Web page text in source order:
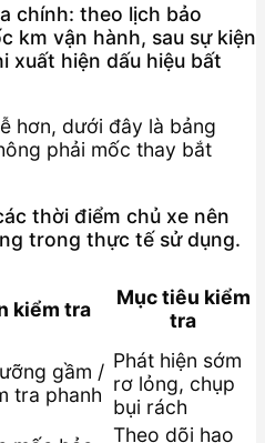
chính: theo lịch bảo
km vận hành, sau sự kiện
xuất hiện dấu hiệu bất
hơn, dưới đây là bảng
phải mốc thay bắt
thời điểm chủ xe nên
trong thực tế sử dụng.
kiểm tra
Mục tiêu kiểm
tra
gầm /
tra phanh
Phát hiện sớm
rơ lỏng, chụp
bụi rách
Theo dõi hao